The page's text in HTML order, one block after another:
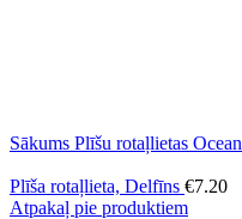
Sākums Plīšu rotaļlietas Ocean
Plīša rotaļlieta, Delfīns €7.20
Atpakaļ pie produktiem